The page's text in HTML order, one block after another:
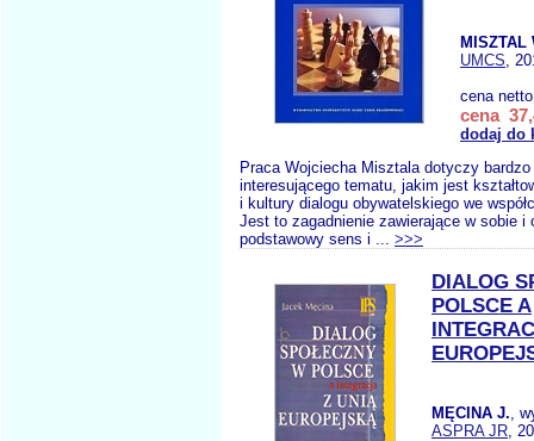
MISZTAL
UMCS,
cena
cena
dodaj do
Praca Wojciecha Misztala dotyczy
interesującego tematu, jakim jest
i kultury dialogu obywatelskiego we
Jest to zagadnienie zawierające w sobie i
podstawowy sens i ... >>>
DIALOG
POLSCE A
MĘCINA J.,
ASPRA JR,